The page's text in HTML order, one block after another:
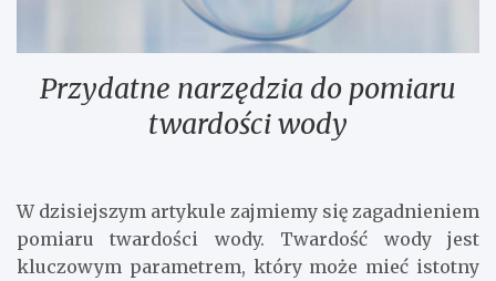
Przydatne narzędzia do pomiaru
twardości wody
W dzisiejszym artykule zajmiemy się zagadnieniem
pomiaru twardości wody. Twardość wody jest
kluczowym parametrem, który może mieć istotny